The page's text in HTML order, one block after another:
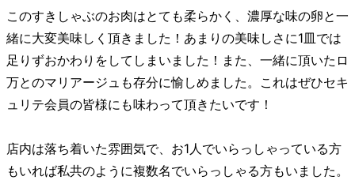
このすきしゃぶのお肉はとても柔らかく、濃厚な味の卵と一
緒に大変美味しく頂きました！あまりの美味しさに1皿では
足りずおかわりをしてしまいました！また、一緒に頂いたロ
万とのマリアージュも存分に愉しめました。これはぜひセキ
ュリテ会員の皆様にも味わって頂きたいです！
店内は落ち着いた雰囲気で、お1人でいらっしゃっている方
もいれば私共のように複数名でいらっしゃる方もいました。